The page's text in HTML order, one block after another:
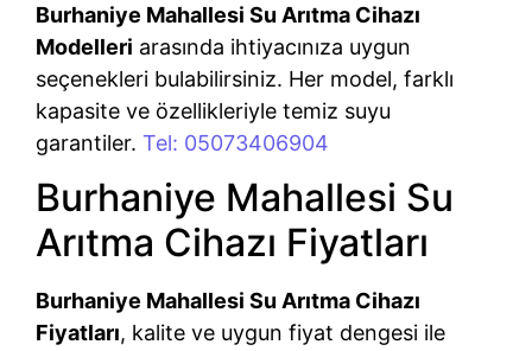
Burhaniye Mahallesi Su Arıtma Cihazı
Modelleri arasında ihtiyacınıza uygun
seçenekleri bulabilirsiniz. Her model, farklı
kapasite ve özellikleriyle temiz suyu
garantiler. Tel: 05073406904
Burhaniye Mahallesi Su
Arıtma Cihazı Fiyatları
Burhaniye Mahallesi Su Arıtma Cihazı
Fiyatları, kalite ve uygun fiyat dengesi ile